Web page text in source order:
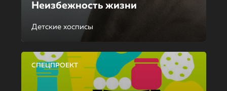
Неизбежность жизни
Детские хосписы
СПЕЦПРОЕКТ